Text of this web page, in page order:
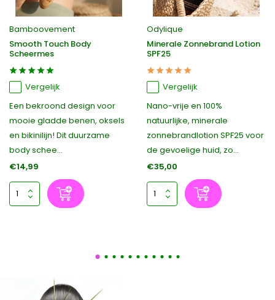
Bamboovement
Smooth Touch Body
Scheermes
Vergelijk
Een bekroond design voor
mooie gladde benen, oksels
en bikinilijn! Dit duurzame
body schee...
€14,99
Odylique
Minerale Zonnebrand Lotion
SPF25
Vergelijk
Nano-vrije en 100%
natuurlijke, minerale
zonnebrandlotion SPF25 voor
de gevoelige huid, zo...
€35,00